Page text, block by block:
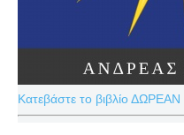
Κατεβάστε το βιβλίο ΔΩΡΕΑΝ